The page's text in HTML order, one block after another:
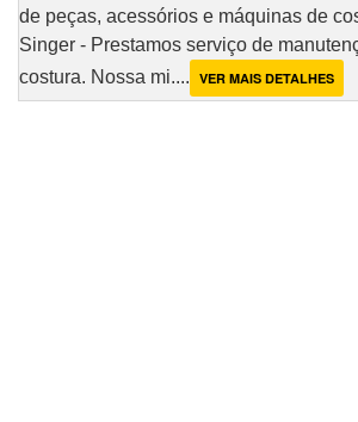
de peças, acessórios e máquinas de
Singer - Prestamos serviço de
costura. Nossa mi.... VER MAIS DETALHES